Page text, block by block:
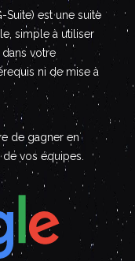
est une suite
simple à utiliser
dans votre
ni de mise à
de gagner en
vos équipes.